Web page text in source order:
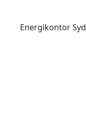
Energikontor Syd